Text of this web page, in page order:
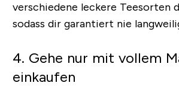
verschiedene leckere Teesorten
sodass dir garantiert nie
4. Gehe nur mit vollem
einkaufen